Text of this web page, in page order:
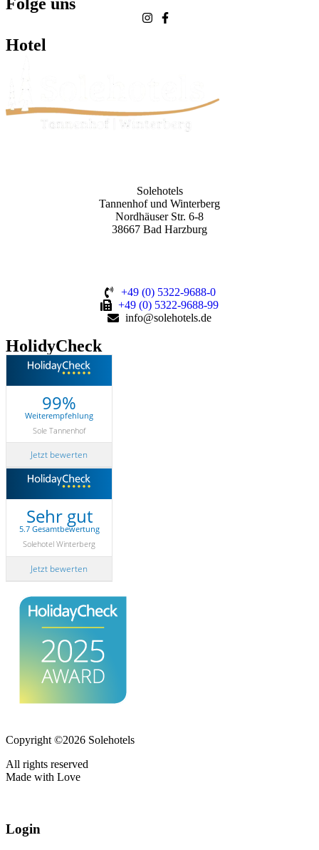
Hotel
Solehotels
Tannenhof und Winterberg
Nordhäuser Str. 6-8
38667 Bad Harzburg
+49 (0) 5322-9688-0
+49 (0) 5322-9688-99
info@solehotels.de
HolidyCheck
99%
Weiterempfehlung
Sole Tannenhof
Jetzt bewerten
Sehr gut
5.7 Gesamtbewertung
Solehotel Winterberg
Jetzt bewerten
Copyright ©2026 Solehotels
All rights reserved
Made with Love
Login